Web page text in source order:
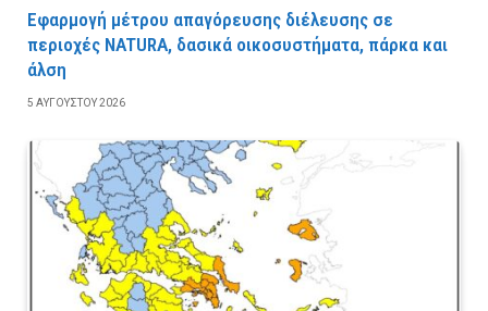
Εφαρμογή μέτρου απαγόρευσης διέλευσης σε
περιοχές NATURA, δασικά οικοσυστήματα, πάρκα και
άλση
5 ΑΥΓΟΎΣΤΟΥ 2026